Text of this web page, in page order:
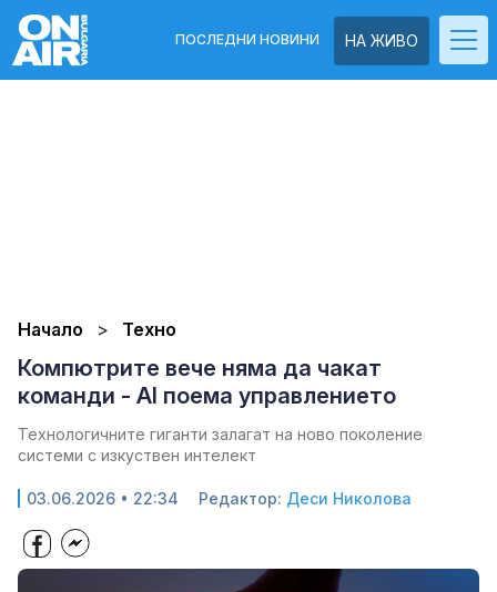
НА ЖИВО
ПОСЛЕДНИ НОВИНИ
Начало Техно
Компютрите вече няма да чакат
команди - AI поема управлението
Технологичните гиганти залагат на ново поколение
системи с изкуствен интелект
03.06.2026 • 22:34 Редактор: Деси Николова